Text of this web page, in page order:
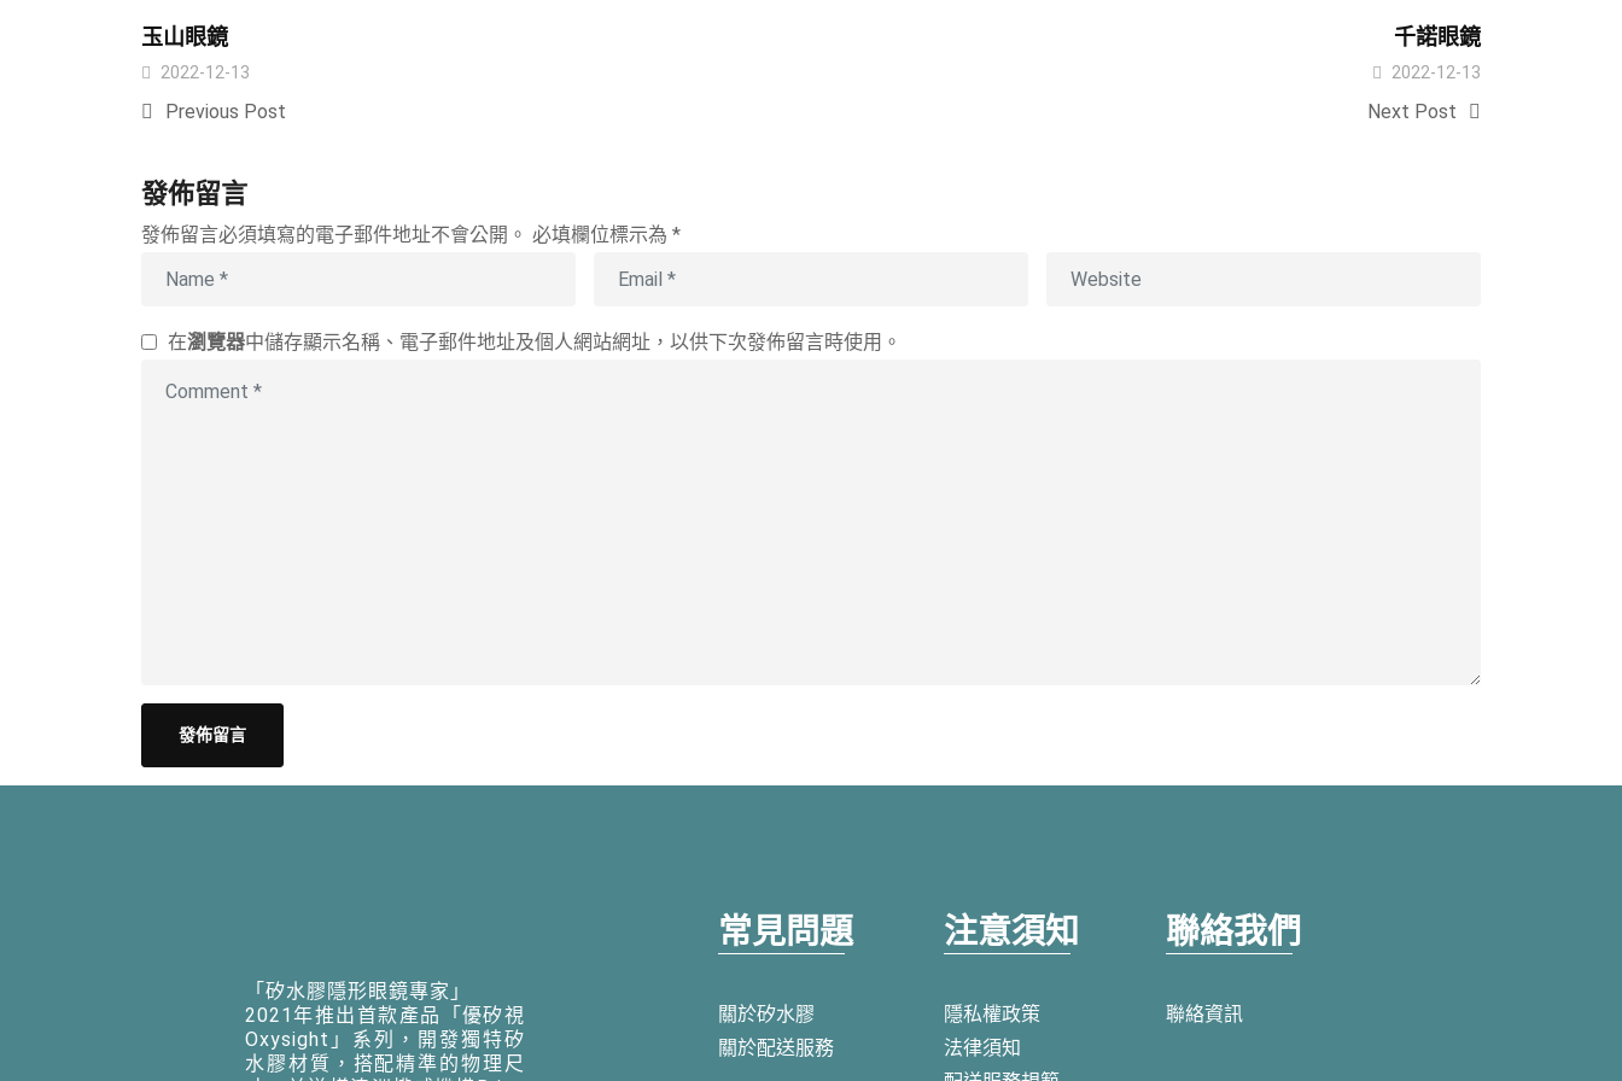
玉山眼鏡
2022-12-13
Previous Post
千諾眼鏡
2022-12-13
Next Post
發佈留言
發佈留言必須填寫的電子郵件地址不會公開。 必填欄位標示為 *
在瀏覽器中儲存顯示名稱、電子郵件地址及個人網站網址，以供下次發佈留言時使用。
「矽水膠隱形眼鏡專家」
2021年推出首款產品「優矽視
Oxysight」系列，開發獨特矽
水膠材質，搭配精準的物理尺
常見問題
關於矽水膠
關於配送服務
注意須知
隱私權政策
法律須知
聯絡我們
聯絡資訊